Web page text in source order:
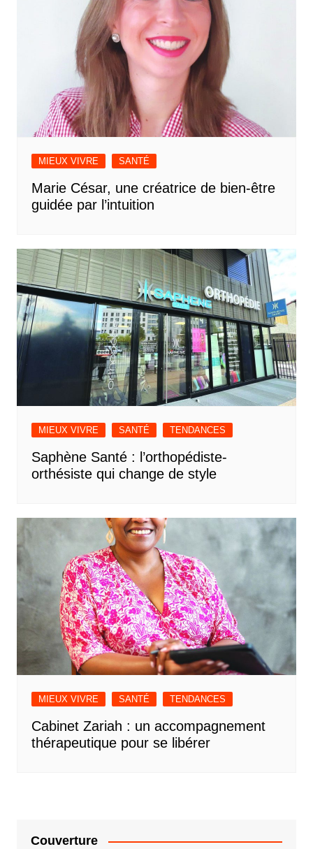
MIEUX VIVRE SANTÉ
Marie César, une créatrice de bien-être
guidée par l’intuition
MIEUX VIVRE SANTÉ TENDANCES
Saphène Santé : l’orthopédiste-
orthésiste qui change de style
MIEUX VIVRE SANTÉ TENDANCES
Cabinet Zariah : un accompagnement
thérapeutique pour se libérer
Couverture